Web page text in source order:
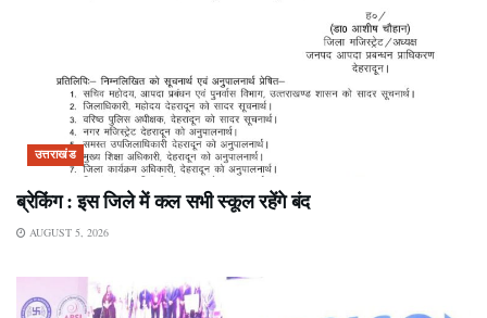
उत्तराखंड
ब्रेकिंग : इस जिले में कल सभी स्कूल रहेंगे बंद
AUGUST 5, 2026